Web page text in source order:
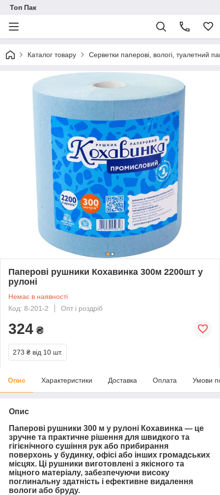
Топ Пак
Каталог товару Серветки паперові, вологі, туалетний
Паперові рушники Кохавинка 300м 2200шт у
рулоні
Немає в наявності
Код: 8-201-2
Опт і роздріб
324 ₴
273 ₴ від 10 шт.
Опис Характеристики Доставка Оплата Умови
Опис
Паперові рушники 300 м у рулоні Кохавинка — це
зручне та практичне рішення для швидкого та
гігієнічного сушіння рук або прибирання
поверхонь у будинку, офісі або інших громадських
місцях. Ці рушники виготовлені з якісного та
міцного матеріалу, забезпечуючи високу
поглинальну здатність і ефективне видалення
вологи або бруду.